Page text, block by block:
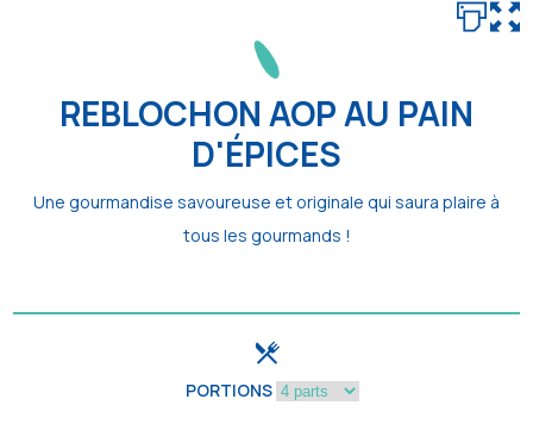
REBLOCHON AOP AU PAIN
D'ÉPICES
Une gourmandise savoureuse et originale qui saura plaire à
tous les gourmands !
PORTIONS